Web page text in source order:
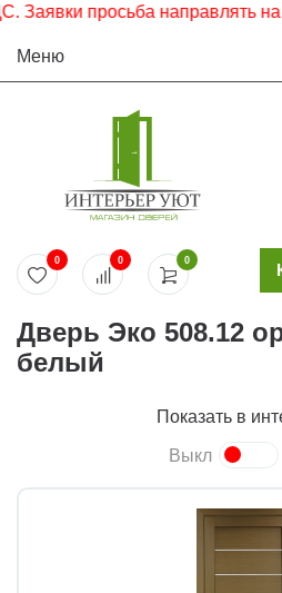
просьба направлять на
Меню
0
0 0
Дверь Эко 508.12
белый
Показать в
Выкл